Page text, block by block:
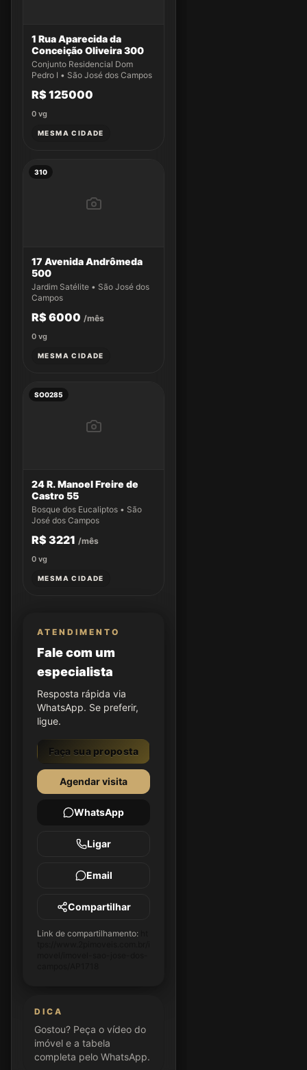
1 Rua Aparecida da
Conceição Oliveira 300
Conjunto Residencial Dom
Pedro I • São José dos Campos
R$ 125000
0 vg
MESMA CIDADE
310
17 Avenida Andrômeda
500
Jardim Satélite • São José dos
Campos
R$ 6000 /mês
0 vg
MESMA CIDADE
SO0285
24 R. Manoel Freire de
Castro 55
Bosque dos Eucaliptos • São
José dos Campos
R$ 3221 /mês
0 vg
MESMA CIDADE
ATENDIMENTO
Fale com um
especialista
Resposta rápida via
WhatsApp. Se preferir,
ligue.
Faça sua proposta
Agendar visita
WhatsApp
Ligar
Email
Compartilhar
Link de compartilhamento:
DICA
Gostou? Peça o vídeo do
imóvel e a tabela
completa pelo WhatsApp.